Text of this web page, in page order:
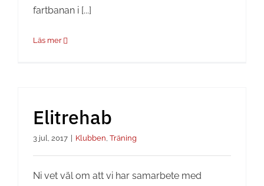
fartbanan i [...]
Läs mer
Elitrehab
3 jul, 2017 Klubben, Träning
Ni vet väl om att vi har samarbete med